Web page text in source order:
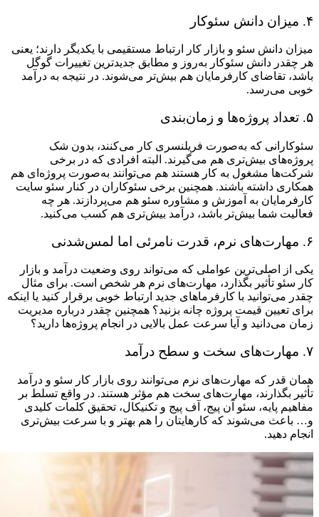
۴. میزان دانش سئوکار
میزان دانش سئو و بازار کار ارتباط مستقیمی با یکدیگر دارند؛ یعنی
هر چقدر دانش سئوکار به‌روز و مطابق جدیدترین تغییرات گوگل
باشد، تقاضای کارفرمایان هم بیش‌تر می‌شوند. در نتیجه به درآمد
خوبی می‌رسد.
۵. تعداد پروژه‌ها و زمان‌بندی
سئوکارانی که به‌صورت فریلنسری کار می‌کنند، بدون شک
پروژه‌های بیش‌تری هم می‌گیرند. البته افرادی که در برخی
شرکت‌ها مشغول به کار هستند هم می‌توانند به‌صورت پروژه‌ای هم
همکاری داشته باشند. همچنین برخی سئوکاران در کنار سئو سایت
کارفرمایان به آموزش و مشاوره سئو هم می‌پردازند. هر چه
فعالیت شما بیش‌تر باشد، درآمد بیش‌تری هم کسب می‌کنید.
۶. مهارت‌های نرم، قدرت نامرئی اما لمس‌شدنی
یکی از اصلی‌ترین عواملی که می‌تواند روی وضعیت درآمد و بازار
کار سئو تأثیر بگذارد، مهارت‌های نرم هر شخص است. برای مثال
چقدر می‌توانید با کارفرماهای جدید ارتباط خوبی برقرار کنید یا اینکه
برای تعیین قیمت پروژه چانه بزنید؟ همچنین چقدر درباره مدیریت
زمان می‌دانید و آیا سرعت عمل بالایی در انجام پروژه‌ها دارید؟
۷. مهارت‌های سخت و سطح درآمد
همان قدر که مهارت‌های نرم می‌توانند روی بازار کار سئو و درآمد
تأثیر بگذارند، مهارت‌های سخت هم مؤثر هستند. در واقع تسلط بر
مفاهیم پایه، سئو آن پیج، آف پیج و تکنیکال، تحقیق کلمات کلیدی
و… باعث می‌شوند که کارهایتان را هم بهتر و با سرعت بیش‌تری
انجام دهید.